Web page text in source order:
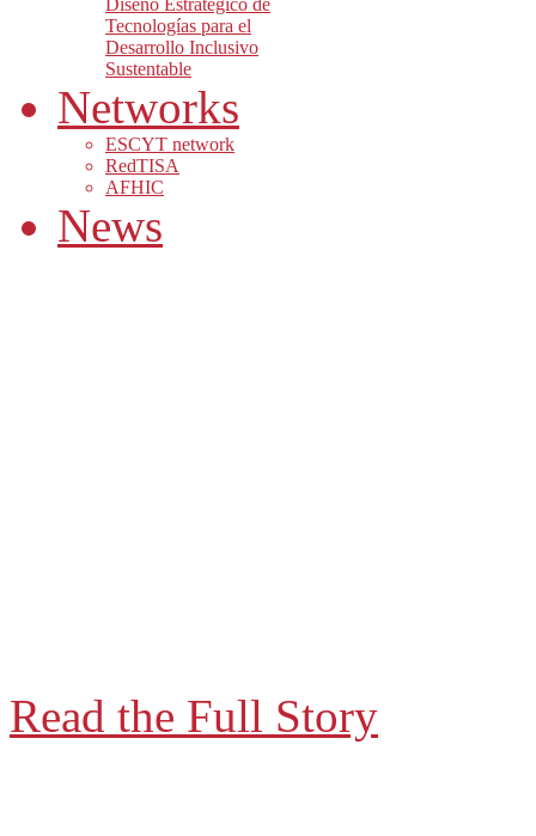
Diseño Estratégico de
Tecnologías para el
Desarrollo Inclusivo
Sustentable
Networks
ESCYT network
RedTISA
AFHIC
News
Read the Full Story